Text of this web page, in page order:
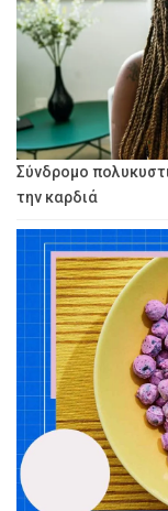
Σύνδρομο
την καρδιά